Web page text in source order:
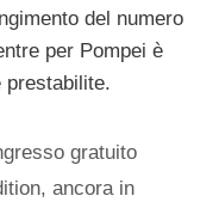
del numero
per Pompei è
prestabilite.
gratuito
ancora in